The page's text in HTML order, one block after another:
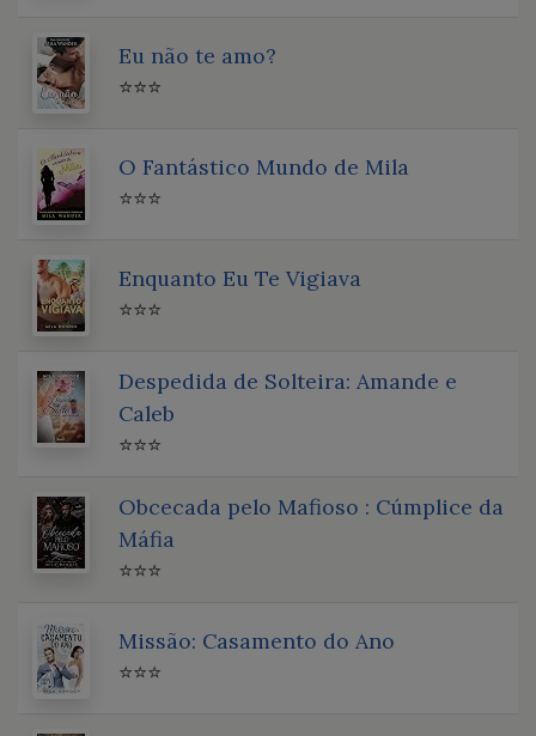
Eu não te amo?
⭐⭐⭐
O Fantástico Mundo de Mila
⭐⭐⭐
Enquanto Eu Te Vigiava
⭐⭐⭐
Despedida de Solteira: Amande e
Caleb
⭐⭐⭐
Obcecada pelo Mafioso : Cúmplice da
Máfia
⭐⭐⭐
Missão: Casamento do Ano
⭐⭐⭐